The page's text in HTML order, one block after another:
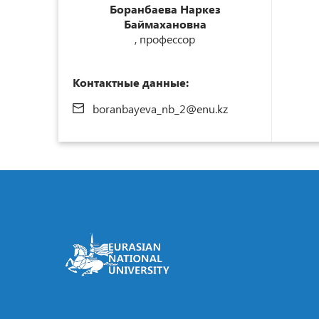
Боранбаева Наркез
Баймахановна
, профессор
Контактные данные:
boranbayeva_nb_2@enu.kz